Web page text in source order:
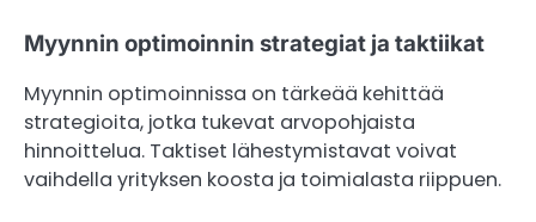
Myynnin optimoinnin strategiat ja taktiikat
Myynnin optimoinnissa on tärkeää kehittää
strategioita, jotka tukevat arvopohjaista
hinnoittelua. Taktiset lähestymistavat voivat
vaihdella yrityksen koosta ja toimialasta riippuen.